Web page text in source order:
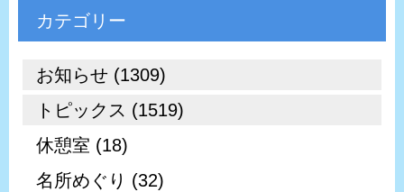
カテゴリー
お知らせ (1309)
トピックス (1519)
休憩室 (18)
名所めぐり (32)